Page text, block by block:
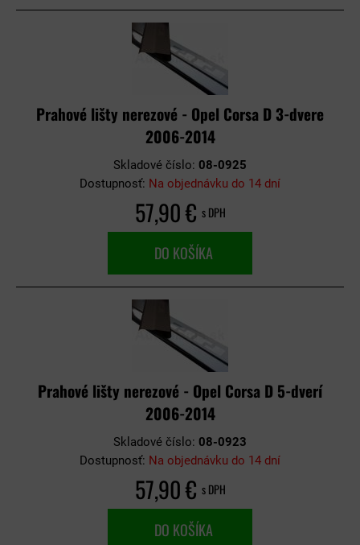
Prahové lišty nerezové - Opel Corsa D 3-dvere
2006-2014
Skladové číslo: 08-0925
Dostupnosť: Na objednávku do 14 dní
57,90 € s DPH
DO KOŠÍKA
Prahové lišty nerezové - Opel Corsa D 5-dverí
2006-2014
Skladové číslo: 08-0923
Dostupnosť: Na objednávku do 14 dní
57,90 € s DPH
DO KOŠÍKA